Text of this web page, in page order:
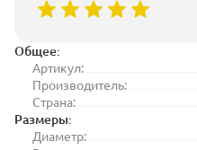
Общее:
Артикул:
Производитель:
Страна:
Размеры:
Диаметр: